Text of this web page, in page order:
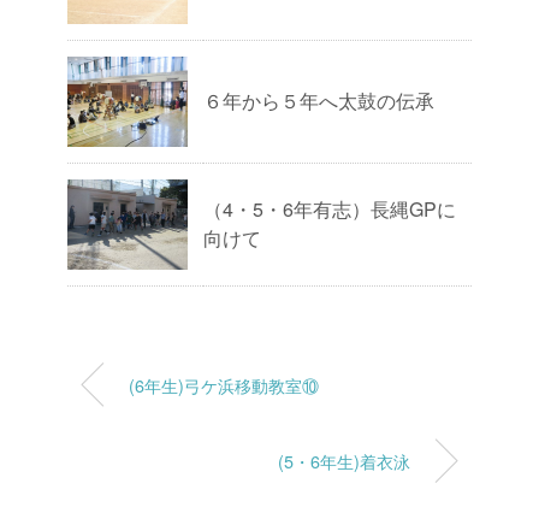
６年から５年へ太鼓の伝承
（4・5・6年有志）長縄GPに
向けて
(6年生)弓ケ浜移動教室⑩
(5・6年生)着衣泳